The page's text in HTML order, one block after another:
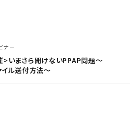
ナー
いまさら聞けないPPAP問題～
ル送付方法～
ナー
いまさら聞けないPPAP問題～
ル送付方法～
ナー
メールセキュリティベンダーと